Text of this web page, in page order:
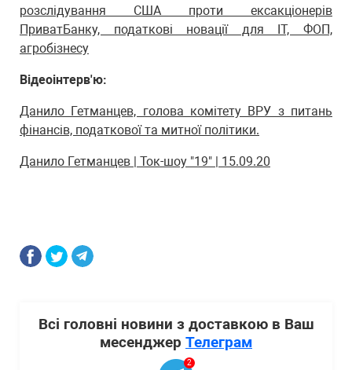
розслідування США проти ексакціонерів
ПриватБанку, податкові новації для IT, ФОП,
агробізнесу
Відеоінтерв'ю:
Данило Гетманцев, голова комітету ВРУ з питань
фінансів, податкової та митної політики.
Данило Гетманцев | Ток-шоу "19" | 15.09.20
Всі головні новини з доставкою в Ваш
месенджер Телеграм
2